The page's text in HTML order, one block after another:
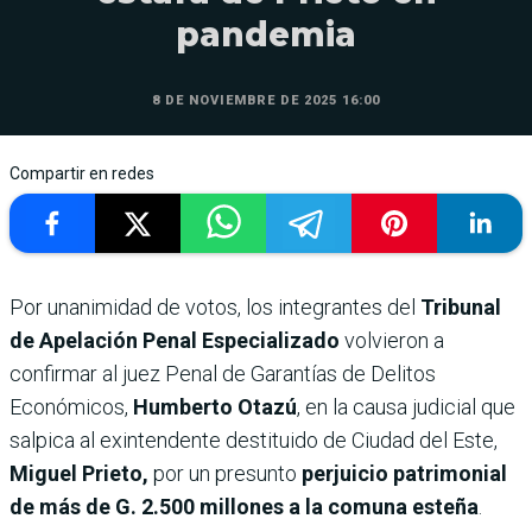
pandemia
8 DE NOVIEMBRE DE 2025 16:00
Compartir en redes
Por unanimidad de votos, los integrantes del Tribunal
de Apelación Penal Especializado volvieron a
confirmar al juez Penal de Garantías de Delitos
Económicos, Humberto Otazú, en la causa judicial que
salpica al exintendente destituido de Ciudad del Este,
Miguel Prieto, porun presunto perjuicio patrimonial
de más de G. 2.500 millones a la comuna esteña